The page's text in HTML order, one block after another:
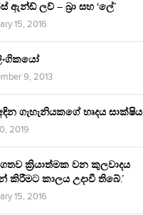
ඇන්ඩ් ලව් – බ්‍රා සහ ‘ලේ’
15, 2016
9, 2013
ගැහැනියකගේ හෘදය සාක්ෂිය
2019
ක්‍රියාත්මක වන කුලවාදය
කිරීමට කාලය උදාවී තිබේ.’
15, 2016